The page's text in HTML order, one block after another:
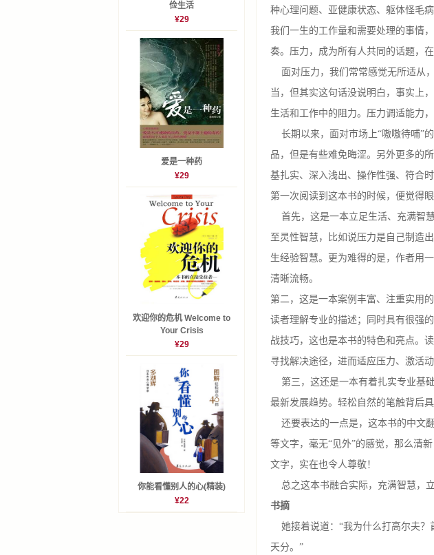
俭生活
¥29
爱是一种药
¥29
欢迎你的危机 Welcome to
Your Crisis
¥29
你能看懂别人的心(精装)
¥22
第十七章完美的PLE三角形
第十八章艾琳的故事
第十九章面对衰老和死亡的内心调节
总结人生的内心游戏
关于压力、大脑、健康的11个问题
致谢
种心理问题、亚健康状态、躯体怪毛
我们一生的工作量和需要处理的事情
奏。压力，成为所有人共同的话题，
面对压力，我们常常感觉无所适从
当，但其实这句话没说明白，事实上
生活和工作中的阻力。压力调适能力
长期以来，面对市场上“嗷嗷待哺”
品，但是有些难免晦涩。另外更多的
基扎实、深入浅出、操作性强、符合时
第一次阅读到这本书的时候，便觉得
首先，这是一本立足生活、充满智
至灵性智慧，比如说压力是自己制造
生经验智慧。更为难得的是，作者用
清晰流畅。
第二，这是一本案例丰富、注重实用
读者理解专业的描述；同时具有很强
战技巧，这也是本书的特色和亮点。
寻找解决途径，进而适应压力、激活动
第三，这还是一本有着扎实专业基
最新发展趋势。轻松自然的笔触背后
还要表达的一点是，这本书的中文
等文字，毫无“见外”的感觉，那么清
文字，实在也令人尊敬！
总之这本书融合实际，充满智慧，
书摘
她接着说道：“我为什么打高尔夫？
天分。”